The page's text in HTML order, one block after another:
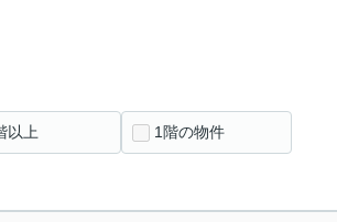
以上 1階の物件